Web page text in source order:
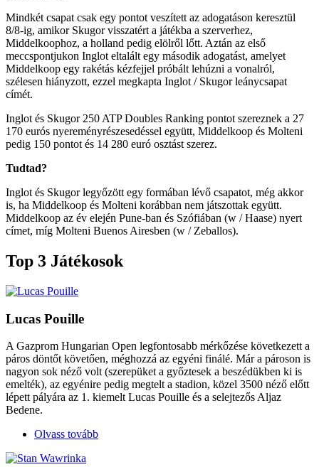
Mindkét csapat csak egy pontot veszített az adogatáson keresztül
8/8-ig, amikor Skugor visszatért a játékba a szerverhez,
Middelkoophoz, a holland pedig elölről lőtt. Aztán az első
meccspontjukon Inglot eltalált egy második adogatást, amelyet
Middelkoop egy rakétás kézfejjel próbált lehúzni a vonalról,
szélesen hiányzott, ezzel megkapta Inglot / Skugor leánycsapat
címét.
Inglot és Skugor 250 ATP Doubles Ranking pontot szereznek a 27
170 eurós nyereményrészesedéssel együtt, Middelkoop és Molteni
pedig 150 pontot és 14 280 euró osztást szerez.
Tudtad?
Inglot és Skugor legyőzött egy formában lévő csapatot, még akkor
is, ha Middelkoop és Molteni korábban nem játszottak együtt.
Middelkoop az év elején Pune-ban és Szófiában (w / Haase) nyert
címet, míg Molteni Buenos Airesben (w / Zeballos).
Top 3 Játékosok
Lucas Pouille
A Gazprom Hungarian Open legfontosabb mérkőzése következett a
páros döntőt követően, méghozzá az egyéni finálé. Már a pároson is
nagyon sok néző volt (szerepüket a győztesek a beszédükben ki is
emelték), az egyénire pedig megtelt a stadion, közel 3500 néző előtt
lépett pályára az 1. kiemelt Lucas Pouille és a selejtezős Aljaz
Bedene.
Olvass tovább